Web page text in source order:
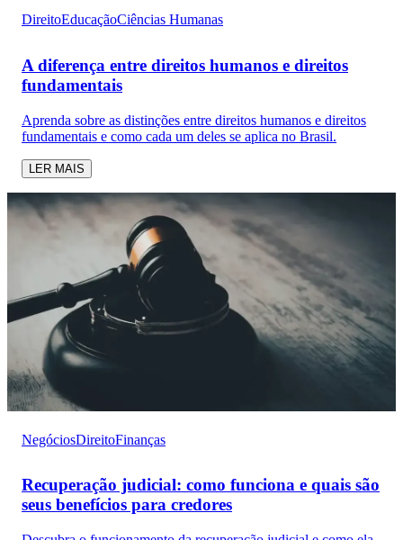
DireitoEducaçãoCiências Humanas
A diferença entre direitos humanos e direitos
fundamentais
Aprenda sobre as distinções entre direitos humanos e direitos
fundamentais e como cada um deles se aplica no Brasil.
LER MAIS
NegóciosDireitoFinanças
Recuperação judicial: como funciona e quais são
seus benefícios para credores